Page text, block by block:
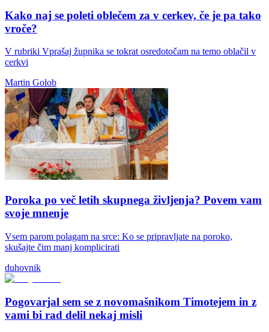
Kako naj se poleti oblečem za v cerkev, če je pa tako
vroče?
V rubriki Vprašaj župnika se tokrat osredotočam na temo oblačil v
cerkvi
Martin Golob
Poroka po več letih skupnega življenja? Povem vam
svoje mnenje
Vsem parom polagam na srce: Ko se pripravljate na poroko,
skušajte čim manj komplicirati
duhovnik
Pogovarjal sem se z novomašnikom Timotejem in z
vami bi rad delil nekaj misli